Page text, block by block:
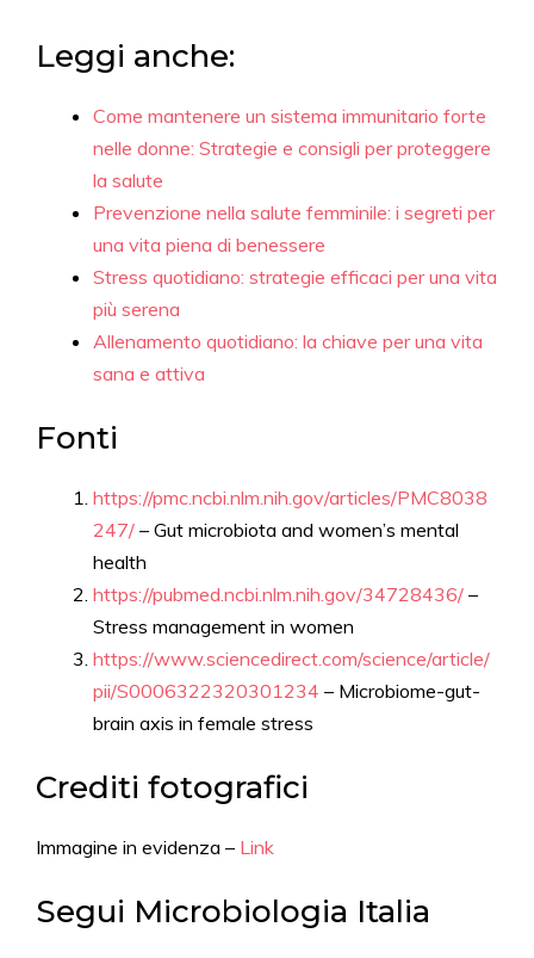
Leggi anche:
Come mantenere un sistema immunitario forte
nelle donne: Strategie e consigli per proteggere
la salute
Prevenzione nella salute femminile: i segreti per
una vita piena di benessere
Stress quotidiano: strategie efficaci per una vita
più serena
Allenamento quotidiano: la chiave per una vita
sana e attiva
Fonti
https://pmc.ncbi.nlm.nih.gov/articles/PMC8038
247/ – Gut microbiota and women’s mental
health
https://pubmed.ncbi.nlm.nih.gov/34728436/ –
Stress management in women
https://www.sciencedirect.com/science/article/
pii/S0006322320301234 – Microbiome-gut-
brain axis in female stress
Crediti fotografici
Immagine in evidenza – Link
Segui Microbiologia Italia